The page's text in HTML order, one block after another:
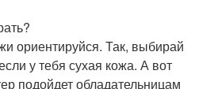
ориентируйся. Так, выбирай
у тебя сухая кожа. А вот
подойдет обладательницам